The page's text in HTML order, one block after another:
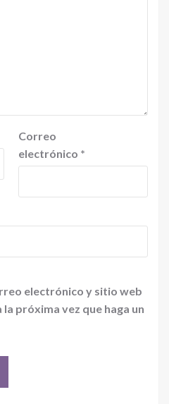
Correo
electrónico *
electrónico y sitio web
próxima vez que haga un